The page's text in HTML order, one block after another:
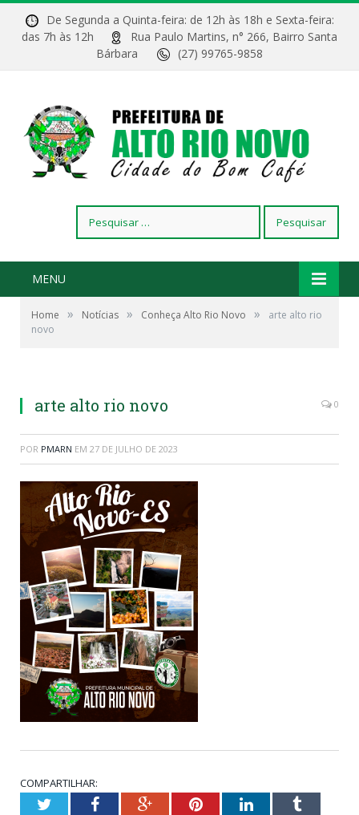
De Segunda a Quinta-feira: de 12h às 18h e Sexta-feira:
das 7h às 12h
Rua Paulo Martins, n° 266, Bairro Santa
Bárbara
(27) 99765-9858
por:
MENU
Home » Notícias » Conheça Alto Rio Novo »
arte alto rio
novo
arte alto rio novo 0
POR PMARN EM 27 DE JULHO DE 2023
COMPARTILHAR:
TwitterFacebookGoogle+PinterestLinkedInTumblr